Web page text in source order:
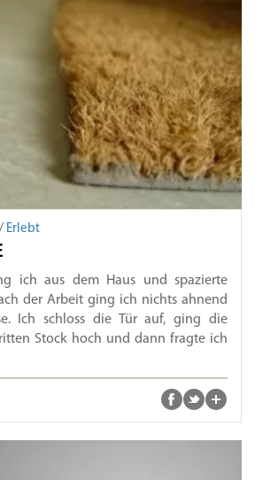
Erlebt
ich aus dem Haus und spazierte
der Arbeit ging ich nichts ahnend
Ich schloss die Tür auf, ging die
Stock hoch und dann fragte ich